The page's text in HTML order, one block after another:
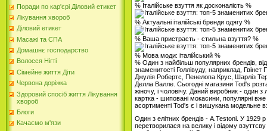
Поради по кар'єрі Діловий етикет
Лікування хвороб
Діловий етикет
Масажі та СПА
Домашнє господарство
Волосся Нігті
Сімейне життя Діти
Червона доріжка
Здоровий спосіб життя Лікування
хвороб
Блоги
Качаємо м'язи
% Італійське взуття як досконалість %
% Актуальні італійські бренди одягу %
% Ваша пристрасть - стильна взуття? %
% Мова моди: італійський %
% Один з найбільш популярних брендів,
знаменитості Голлівуду, наприклад,
Джулія Робертс, Пенелопа Крус, Шарліз
Делла Валле. Сьогодні магазини Tod's
жіночу, і чоловічу. Даний виробник - один
картка - шиповані мокасини, популярні
асортименті Tod's є і вишукана модельне
Один з елітних брендів - A.Testoni. У 1929
перетворилася на велику і відому